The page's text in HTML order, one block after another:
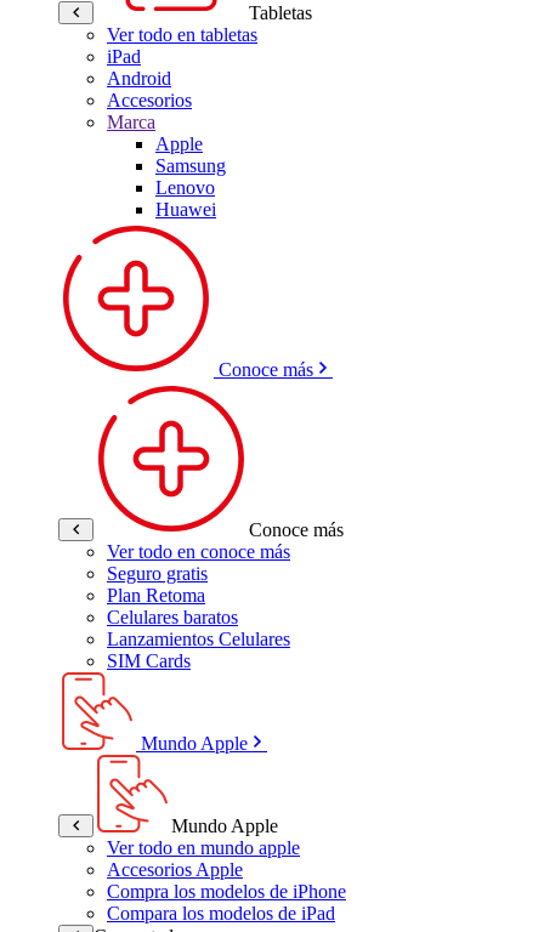
Tabletas
Ver todo en tabletas
iPad
Android
Accesorios
Marca
Apple
Samsung
Lenovo
Huawei
Conoce más
Conoce más
Ver todo en conoce más
Seguro gratis
Plan Retoma
Celulares baratos
Lanzamientos Celulares
SIM Cards
Mundo Apple
Mundo Apple
Ver todo en mundo apple
Accesorios Apple
Compra los modelos de iPhone
Compara los modelos de iPad